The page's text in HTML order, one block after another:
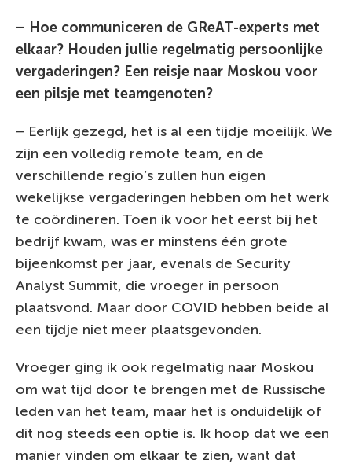
– Hoe communiceren de GReAT-experts met
elkaar? Houden jullie regelmatig persoonlijke
vergaderingen? Een reisje naar Moskou voor
een pilsje met teamgenoten?
– Eerlijk gezegd, het is al een tijdje moeilijk. We
zijn een volledig remote team, en de
verschillende regio’s zullen hun eigen
wekelijkse vergaderingen hebben om het werk
te coördineren. Toen ik voor het eerst bij het
bedrijf kwam, was er minstens één grote
bijeenkomst per jaar, evenals de Security
Analyst Summit, die vroeger in persoon
plaatsvond. Maar door COVID hebben beide al
een tijdje niet meer plaatsgevonden.
Vroeger ging ik ook regelmatig naar Moskou
om wat tijd door te brengen met de Russische
leden van het team, maar het is onduidelijk of
dit nog steeds een optie is. Ik hoop dat we een
manier vinden om elkaar te zien, want dat